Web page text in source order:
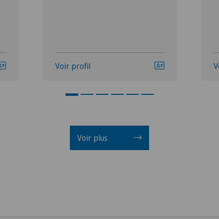
Voir profil
Voir plus